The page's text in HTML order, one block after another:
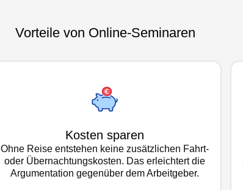
Vorteile von Online-Seminaren
Kosten sparen
Ohne Reise entstehen keine zusätzlichen Fahrt-
oder Übernachtungskosten. Das erleichtert die
Argumentation gegenüber dem Arbeitgeber.